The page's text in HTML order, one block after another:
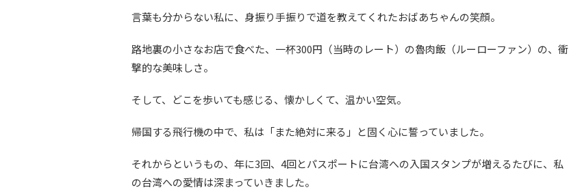
言葉も分からない私に、身振り手振りで道を教えてくれたおばあちゃんの笑顔。
路地裏の小さなお店で食べた、一杯300円（当時のレート）の魯肉飯（ルーローファン）の、衝
撃的な美味しさ。
そして、どこを歩いても感じる、懐かしくて、温かい空気。
帰国する飛行機の中で、私は「また絶対に来る」と固く心に誓っていました。
それからというもの、年に3回、4回とパスポートに台湾への入国スタンプが増えるたびに、私
の台湾への愛情は深まっていきました。